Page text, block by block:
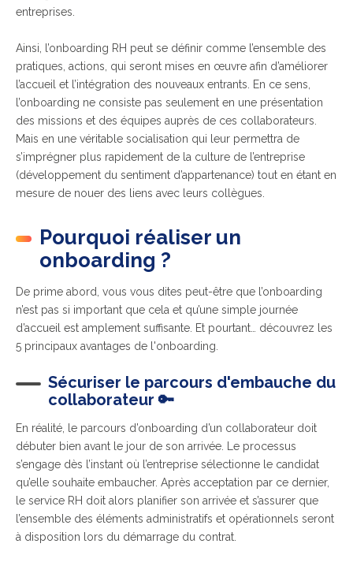
entreprises.
Ainsi, l’onboarding RH peut se définir comme l’ensemble des
pratiques, actions, qui seront mises en œuvre afin d’améliorer
l’accueil et l’intégration des nouveaux entrants. En ce sens,
l’onboarding ne consiste pas seulement en une présentation
des missions et des équipes auprès de ces collaborateurs.
Mais en une véritable socialisation qui leur permettra de
s’imprégner plus rapidement de la culture de l’entreprise
(développement du sentiment d’appartenance) tout en étant en
mesure de nouer des liens avec leurs collègues.
Pourquoi réaliser un
onboarding ?
De prime abord, vous vous dites peut-être que l’onboarding
n’est pas si important que cela et qu’une simple journée
d’accueil est amplement suffisante. Et pourtant… découvrez les
5 principaux avantages de l'onboarding.
Sécuriser le parcours d'embauche du
collaborateur 🔑
En réalité, le parcours d’onboarding d’un collaborateur doit
débuter bien avant le jour de son arrivée. Le processus
s’engage dès l’instant où l’entreprise sélectionne le candidat
qu’elle souhaite embaucher. Après acceptation par ce dernier,
le service RH doit alors planifier son arrivée et s’assurer que
l’ensemble des éléments administratifs et opérationnels seront
à disposition lors du démarrage du contrat.